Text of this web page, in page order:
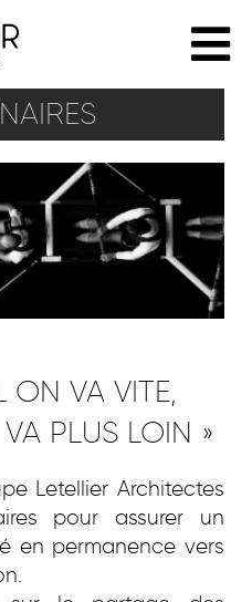
ON VA VITE,
PLUS LOIN »
Letellier Architectes
pour assurer un
en permanence vers